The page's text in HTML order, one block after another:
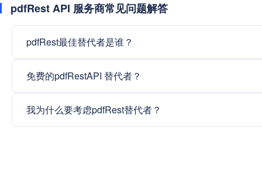
pdfRest API 服务商常见问题解答
pdfRest最佳替代者是谁？
免费的pdfRestAPI 替代者？
我为什么要考虑pdfRest替代者？